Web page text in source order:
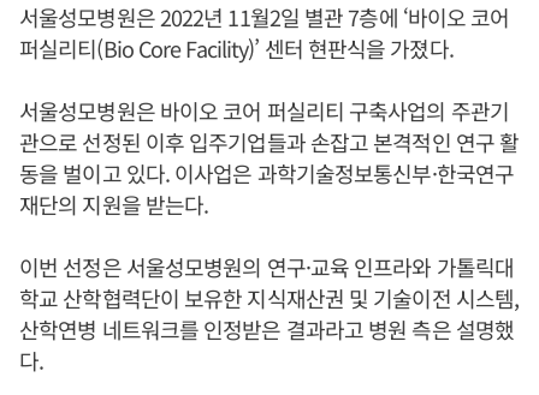
서울성모병원은 2022년 11월2일 별관 7층에 ‘바이오 코어
퍼실리티(Bio Core Facility)’ 센터 현판식을 가졌다.
서울성모병원은 바이오 코어 퍼실리티 구축사업의 주관기
관으로 선정된 이후 입주기업들과 손잡고 본격적인 연구 활
동을 벌이고 있다. 이사업은 과학기술정보통신부·한국연구
재단의 지원을 받는다.
이번 선정은 서울성모병원의 연구·교육 인프라와 가톨릭대
학교 산학협력단이 보유한 지식재산권 및 기술이전 시스템,
산학연병 네트워크를 인정받은 결과라고 병원 측은 설명했
다.